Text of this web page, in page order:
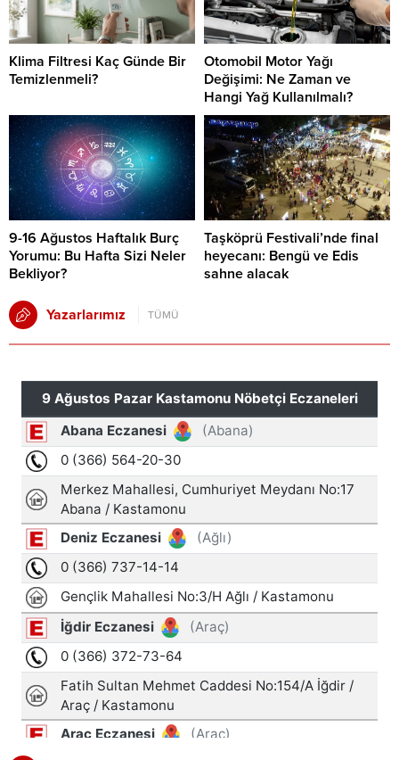
Klima Filtresi Kaç Günde Bir
Temizlenmeli?
Otomobil Motor Yağı
Değişimi: Ne Zaman ve
Hangi Yağ Kullanılmalı?
9-16 Ağustos Haftalık Burç
Yorumu: Bu Hafta Sizi Neler
Bekliyor?
Taşköprü Festivali’nde final
heyecanı: Bengü ve Edis
sahne alacak
Yazarlarımız TÜMÜ